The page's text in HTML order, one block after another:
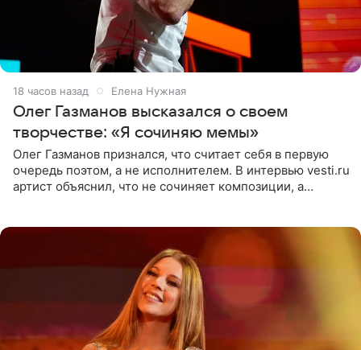
18 часов назад Елена Нужная
Олег Газманов высказался о своем
творчестве: «Я сочиняю мемы»
Олег Газманов признался, что считает себя в первую
очередь поэтом, а не исполнителем. В интервью vesti.ru
артист объяснил, что не сочиняет композиции, а